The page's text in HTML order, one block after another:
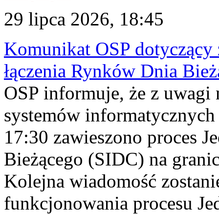
29 lipca 2026, 18:45
Komunikat OSP dotyczący
łączenia Rynków Dnia
OSP informuje, że z uwagi
systemów
17:30 zawieszono proces
Bieżącego (SIDC) na
Kolejna wiadomość
funkcjonowania procesu